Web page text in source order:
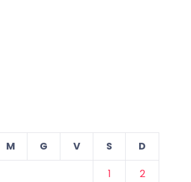
M G V S
D
1
2